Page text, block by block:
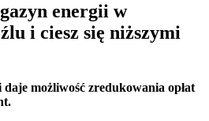
energii w
i ciesz się niższymi
możliwość zredukowania opłat